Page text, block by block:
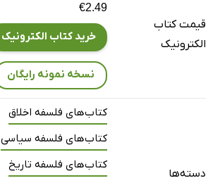
الف) تمایزگذاری تقصیر آلمانی‌ها
بند 1. جرایم
الف) پیامدهای تقصیر
ب) تقصیر جمعی
قیمت کتاب
الکترونیک
€2.49
خرید کتاب الکترونیک
نسخه نمونه رایگان
دسته‌ها
کتاب‌های فلسفه اخلاق
کتاب‌های فلسفه سیاسی
کتاب‌های فلسفه تاریخ